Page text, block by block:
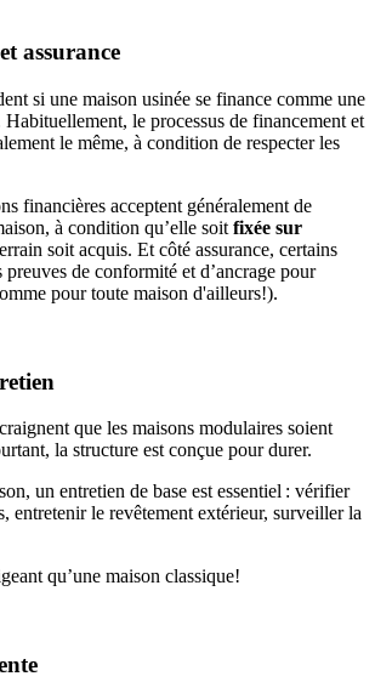
assurance
si une maison usinée se finance comme une
Habituellement, le processus de financement et
le même, à condition de respecter les
financières acceptent généralement de
à condition qu’elle soit fixée sur
soit acquis. Et côté assurance, certains
preuves de conformité et d’ancrage pour
pour toute maison d'ailleurs!).
que les maisons modulaires soient
la structure est conçue pour durer.
un entretien de base est essentiel : vérifier
entretenir le revêtement extérieur, surveiller la
qu’une maison classique!